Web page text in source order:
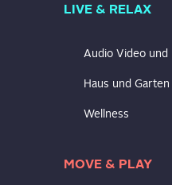
LIVE & RELAX
Audio Video und
Haus und Garten
Wellness
MOVE & PLAY